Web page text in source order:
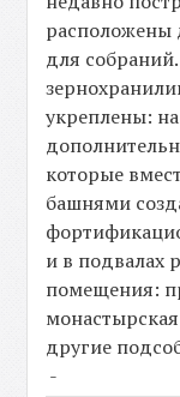
расположены
для
укреплены:
которые
башнями
и в подвалах
помещения:
другие
-